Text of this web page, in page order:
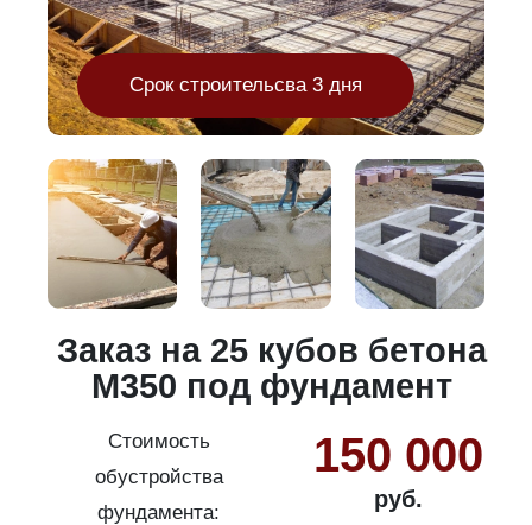
Срок строительсва 3 дня
Заказ на 25 кубов бетона
М350 под фундамент
Стоимость
обустройства
фундамента:
150 000
руб.